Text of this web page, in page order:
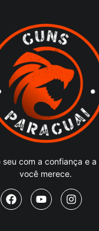
seu com a confiança e
você merece.